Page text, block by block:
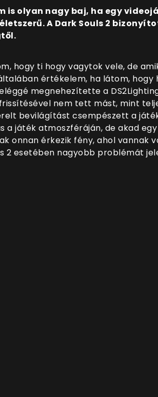
is olyan nagy baj, ha egy
A Dark Souls 2
hogy ti hogy vagytok vele, de
értékelem, ha látom, hogy
megnehezítette a
nem tett mást, mint
bevilágítást csempészett a
a játék atmoszféráján, de akad
onnan érkezik fény, ahol vannak
2 esetében nagyobb problémát